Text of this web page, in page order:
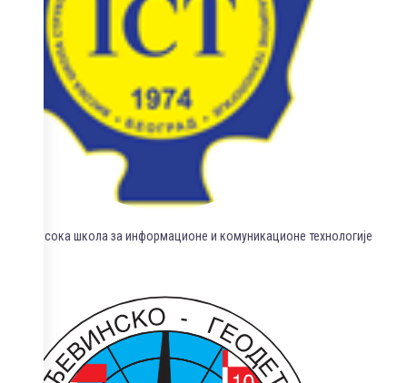
Висока школа за информационе и комуникационе технологије